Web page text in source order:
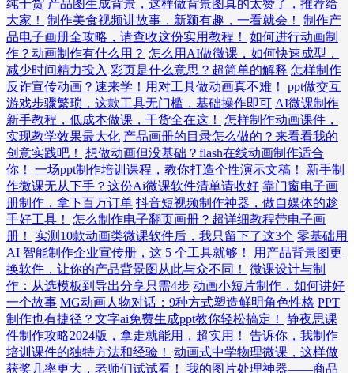
纯干货 产品图生成背景，这样做背景图真的太赞了，推荐给
大家！
制作美食视频讲故事，新颖有趣，一看就会！
制作产
品电子画册全攻略，请查收这份实用教程！
如何进行动画制
作？动画制作有什么用？ 怎么用AI做微课，如何快速成型，
减少时间精力投入 彩页是什么意思？超简单的解释 怎样制作
反诈宣传动画？速来学！用对工具做动画真不难！
ppt做交互
游戏步骤繁琐，这款工具无门槛，基础操作即可 AI微课制作
新手教程，低成本做课，干货全在这！
怎样制作动画课件，
实现教学效果最大化 产品画册的目录怎么做的？来看看我的
创意实践吧！
想做动画但没基础？flash在线动画制作适合
你！
一场ppt制作培训课程，教你打造个性演示文稿！
新手制
作微课无从下手？这份Ai微课软件清单请收好 靠门窗电子画
册制作，拿下百万订单 抖音短视频制作神器，做自媒体的趁
手好工具！
怎么制作电子翻页画册？超详细教程带电子画
册！
实测10款动画类微课软件后，我只留下了这3个 零基础用
AI 智能制作企业宣传册，这 5 个工具就够！
用产品背景图更
换软件，让你的产品背景图从此与众不同！
微课设计与制
作：从选模板到导出分享只需4步 动画小短片制作，如何讲好
一个故事 MG动画人物对话：9种方式塑造鲜明角色性格 PPT
制作也有捷径？文字ai免费生成ppt教你轻松搞定！
静夜思课
件制作攻略2024版，拿走就能用，超实用！
告诉你，我制作
培训课件的独特方法和经验！
动画式中学物理微课，这样做
获奖几率更大，老师们试试看！
我的图片处理神器——商品